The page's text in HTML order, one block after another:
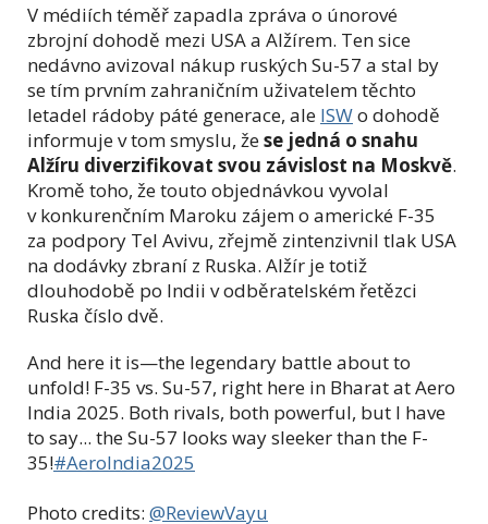
V médiích téměř zapadla zpráva o únorové
zbrojní dohodě mezi USA a Alžírem. Ten sice
nedávno avizoval nákup ruských Su-57 a stal by
se tím prvním zahraničním uživatelem těchto
letadel rádoby páté generace, ale ISWo dohodě
informuje v tom smyslu, žese jedná o snahu
Alžíru diverzifikovat svou závislost na Moskvě.
Kromě toho, že touto objednávkou vyvolal
v konkurenčním Maroku zájem o americké F-35
za podpory Tel Avivu, zřejmě zintenzivnil tlak USA
na dodávky zbraní z Ruska. Alžír je totiž
dlouhodobě po Indii v odběratelském řetězci
Ruska číslo dvě.
And here it is—the legendary battle about to
unfold! F-35 vs. Su-57, right here in Bharat at Aero
India 2025. Both rivals, both powerful, but I have
to say... the Su-57 looks way sleeker than the F-
35!#AeroIndia2025
Photo credits: @ReviewVayu